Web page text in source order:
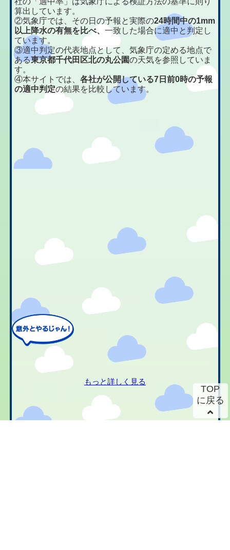
算出しています。
②気象庁では、その日の予報と実際の24時間中の1mm
以上降水の有無を比べ、一致した場合に適中と判定し
ています。
③適中判定の代表地点として、気象庁の定める地点で
ある東京都千代田区北の丸公園の天気を参照していま
す。
④本サイトでは、各社が公開している7日前0時の予報
の適中判定の結果を比較しています。
もっと詳しく見る
TOP
に戻る